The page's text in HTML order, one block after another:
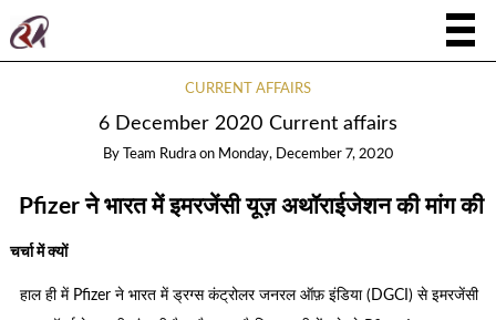
CURRENT AFFAIRS
6 December 2020 Current affairs
By Team Rudra on Monday, December 7, 2020
Pfizer ने भारत में इमरजेंसी यूज़ अथॉराईजेशन की मांग की
चर्चा में क्यों
हाल ही में Pfizer ने भारत में ड्रग्स कंट्रोलर जनरल ऑफ़ इंडिया (DGCI) से इमरजेंसी